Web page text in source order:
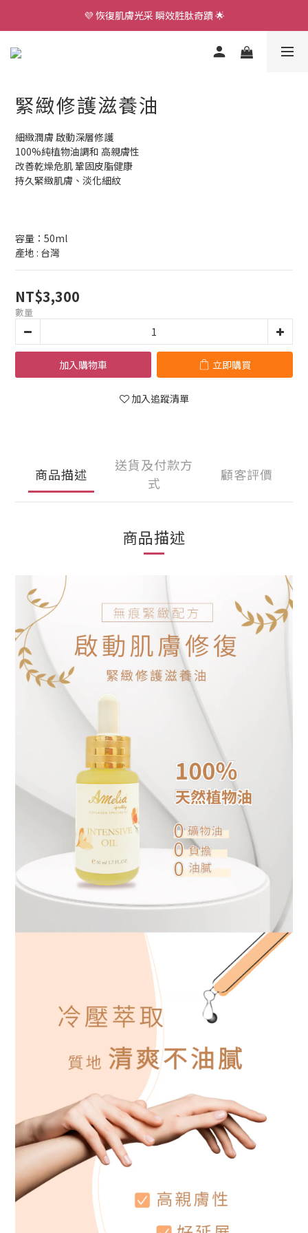
全店滿$3,000享免運🚛
💜 恢復肌膚光采 瞬效胜肽奇蹟 🌟
緊緻修護滋養油
細緻潤膚 啟動深層修護
100%純植物油調和 高親膚性
改善乾燥危肌 鞏固皮脂健康
持久緊緻肌膚、淡化細紋
容量：50ml
產地 : 台灣
NT$3,300
數量
加入購物車 立即購買
加入追蹤清單
商品描述
送貨及付款方
式
顧客評價
商品描述